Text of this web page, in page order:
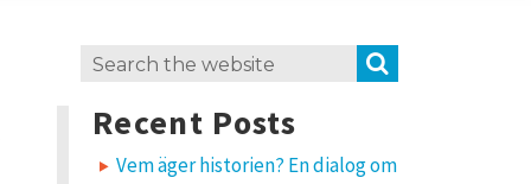
Search
Recent Posts
Vem äger historien? En dialog om